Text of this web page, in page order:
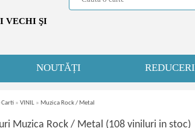
VECHI ŞI
NOUTĂȚI REDUCERI
» VINIL » Muzica Rock / Metal
Muzica Rock / Metal (108 viniluri in stoc)